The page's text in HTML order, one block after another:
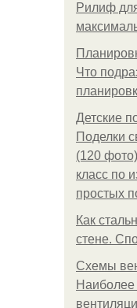
Рилиф
Что
Детские
Поделки
(120
класс по
простых
Как
стене.
Схемы